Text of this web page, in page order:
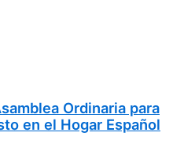
Ordinaria para
en el Hogar Español